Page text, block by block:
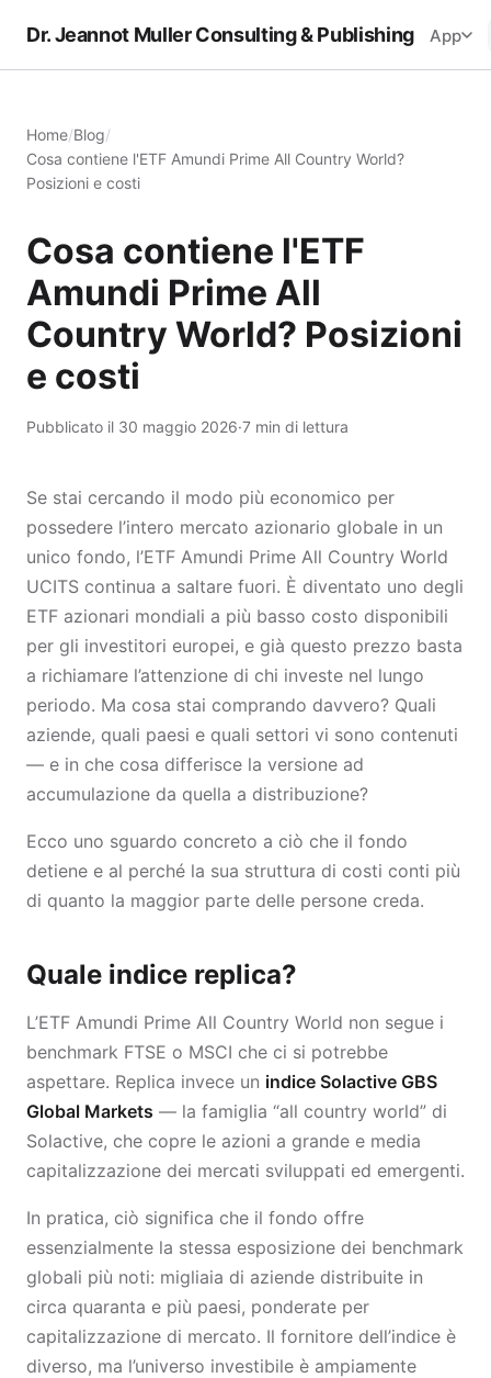
Dr. Jeannot Muller Consulting & Publishing App
Home/Blog/
Cosa contiene l'ETF Amundi Prime All Country World?
Posizioni e costi
Cosa contiene l'ETF
Amundi Prime All
Country World? Posizioni
e costi
Pubblicato il 30 maggio 2026·7 min di lettura
Se stai cercando il modo più economico per
possedere l’intero mercato azionario globale in un
unico fondo, l’ETF Amundi Prime All Country World
UCITS continua a saltare fuori. È diventato uno degli
ETF azionari mondiali a più basso costo disponibili
per gli investitori europei, e già questo prezzo basta
a richiamare l’attenzione di chi investe nel lungo
periodo. Ma cosa stai comprando davvero? Quali
aziende, quali paesi e quali settori vi sono contenuti
— e in che cosa differisce la versione ad
accumulazione da quella a distribuzione?
Ecco uno sguardo concreto a ciò che il fondo
detiene e al perché la sua struttura di costi conti più
di quanto la maggior parte delle persone creda.
Quale indice replica?
L’ETF Amundi Prime All Country World non segue i
benchmark FTSE o MSCI che ci si potrebbe
aspettare. Replica invece un indice Solactive GBS
Global Markets — la famiglia “all country world” di
Solactive, che copre le azioni a grande e media
capitalizzazione dei mercati sviluppati ed emergenti.
In pratica, ciò significa che il fondo offre
essenzialmente la stessa esposizione dei benchmark
globali più noti: migliaia di aziende distribuite in
circa quaranta e più paesi, ponderate per
capitalizzazione di mercato. Il fornitore dell’indice è
diverso, ma l’universo investibile è ampiamente